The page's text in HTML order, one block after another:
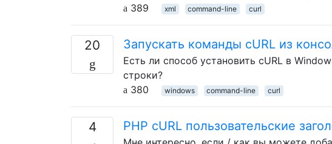
389
xml command-line curl
20 Запускать команды cURL из
Есть ли способ установить cURL в
строки?
380
windows command-line curl
4 PHP cURL пользовательские